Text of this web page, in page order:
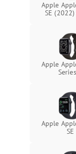
Apple
SE
Apple
Apple
SE